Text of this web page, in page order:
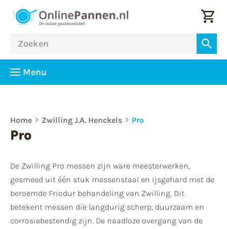
Menu
Home Zwilling J.A. Henckels Pro
Pro
De Zwilling Pro messen zijn ware meesterwerken,
gesmeed uit één stuk messenstaal en ijsgehard met de
beroemde Friodur behandeling van Zwilling. Dit
betekent messen die langdurig scherp, duurzaam en
corrosiebestendig zijn. De naadloze overgang van de